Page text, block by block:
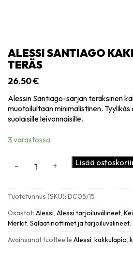
ALESSI SANTIAGO
TERÄS
26.50€
Alessin Santiago-sarjan teräksinen
muotoilultaan minimalistinen.
suolaisille leivonnaisille.
3 varastossa
Santiago
määrä
- + Lisää
Tuotetunnus (SKU): DC05/15
Osastot: Alessi, Alessi tarjoiluvälineet,
Merkit, Salaatinottimet ja tarjoiluvälineet,
Avainsanat tuotteelle Alessi, kakkulapio,